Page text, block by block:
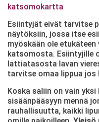
katsomokartta
Esiintyjät eivät tarvitse
näytöksiin, jossa itse
myöskään ole
katsomosta. Esiintyjille
lattiatasosta lavan
tarvitse omaa lippua jos
Koska saliin on vain
sisäänpääsyyn mennä
rauhallisuutta, kaikki